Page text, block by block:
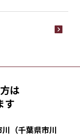
は
す
（千葉県市川